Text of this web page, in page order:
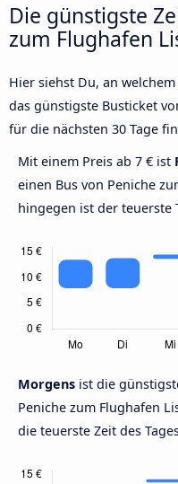
Die günstigste
zum Flughafen
Hier siehst Du, an
das günstigste Busticket
für die nächsten 30 Tage
Mit einem Preis ab 7 € ist
einen Bus von Peniche
hingegen ist der teuerste
Morgens ist die
Peniche zum Flughafen
die teuerste Zeit des